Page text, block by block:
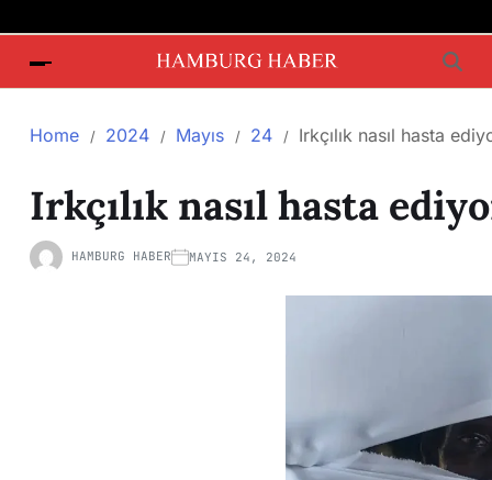
Home 2024 Mayıs 24 Irkçılık nasıl hasta
Irkçılık nasıl hasta
HAMBURG HABER MAYIS 24, 2024